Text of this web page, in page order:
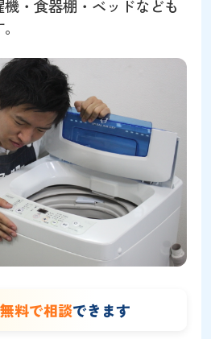
・食器棚・ベッドなども
無料で相談できます